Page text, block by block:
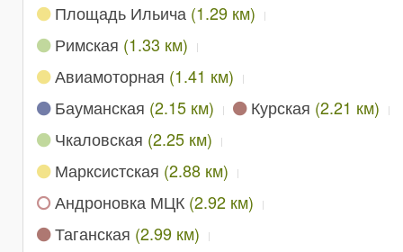
Площадь Ильича (1.29 км)
Римская (1.33 км)
Авиамоторная (1.41 км)
Бауманская (2.15 км) Курская (2.21 км)
Чкаловская (2.25 км)
Марксистская (2.88 км)
Андроновка МЦК (2.92 км)
Таганская (2.99 км)